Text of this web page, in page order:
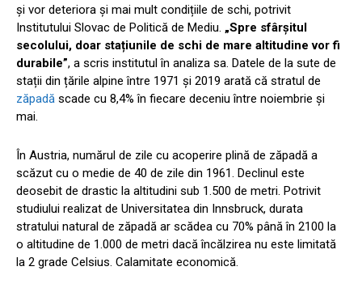
și vor deteriora și mai mult condițiile de schi, potrivit
Institutului Slovac de Politică de Mediu. „Spre sfârșitul
secolului, doar stațiunile de schi de mare altitudine vor fi
durabile”, a scris institutul în analiza sa. Datele de la sute de
stații din țările alpine între 1971 și 2019 arată că stratul de
zăpadă scade cu 8,4% în fiecare deceniu între noiembrie și
mai.
În Austria, numărul de zile cu acoperire plină de zăpadă a
scăzut cu o medie de 40 de zile din 1961. Declinul este
deosebit de drastic la altitudini sub 1.500 de metri. Potrivit
studiului realizat de Universitatea din Innsbruck, durata
stratului natural de zăpadă ar scădea cu 70% până în 2100 la
o altitudine de 1.000 de metri dacă încălzirea nu este limitată
la 2 grade Celsius. Calamitate economică.